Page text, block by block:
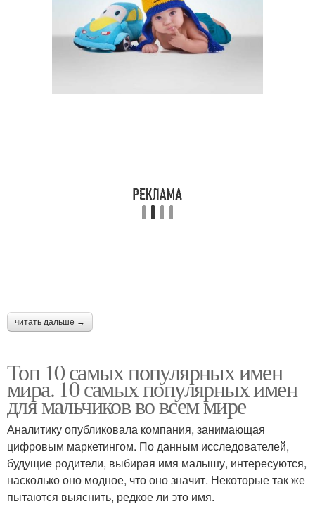
Девичье имя Имена среди украинцев
Необычные имена Модные имена
читать дальше →
Топ 10 самых популярных имен
мира. 10 самых популярных имен
для мальчиков во всем мире
Аналитику опубликовала компания, занимающая
цифровым маркетингом. По данным исследователей,
будущие родители, выбирая имя малышу, интересуются,
насколько оно модное, что оно значит. Некоторые так же
пытаются выяснить, редкое ли это имя.